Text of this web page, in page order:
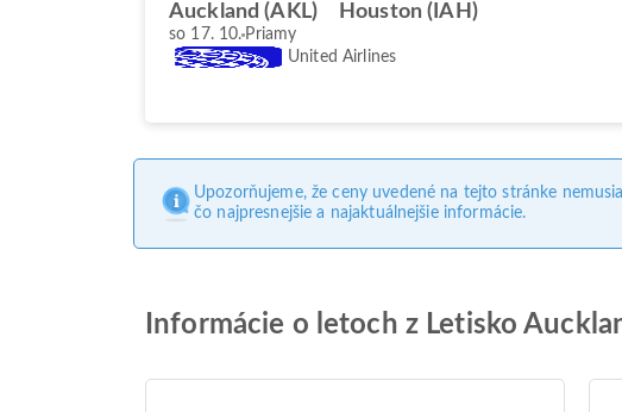
Auckland (AKL) Houston (IAH)
so 17. 10. Priamy
United Airlines
Upozorňujeme, že ceny uvedené na tejto stránke
čo najpresnejšie a najaktuálnejšie informácie.
Informácie o letoch z Letisko